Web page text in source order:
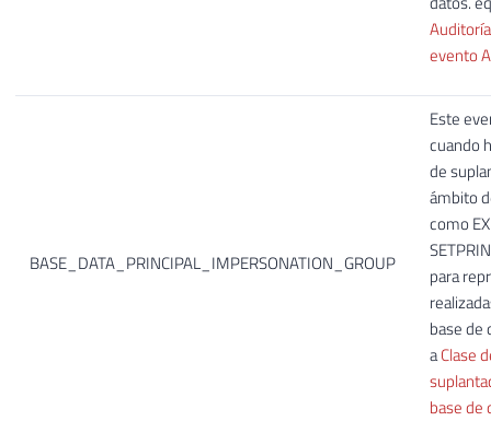
evento
BASE_DATA_PRINCIPAL_IMPERSONATION_GROUP
Este
cuando
de
ámbito
como
para
base de
aClase
base de